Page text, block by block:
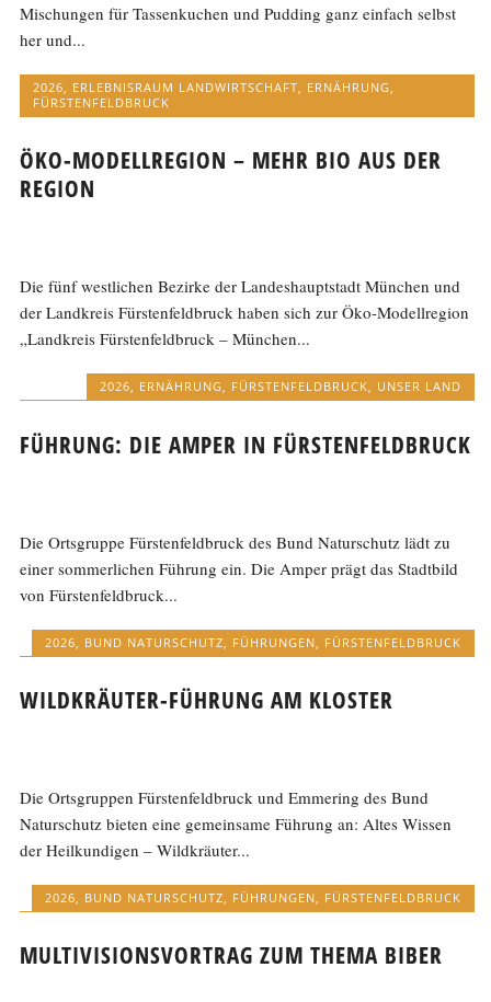
Mischungen für Tassenkuchen und Pudding ganz einfach selbst
her und...
2026 ERLEBNISRAUM LANDWIRTSCHAFT ERNÄHRUNG
FÜRSTENFELDBRUCK
ÖKO-MODELLREGION – MEHR BIO AUS DER
REGION
Die fünf westlichen Bezirke der Landeshauptstadt München und
der Landkreis Fürstenfeldbruck haben sich zur Öko-Modellregion
„Landkreis Fürstenfeldbruck – München...
2026, ERNÄHRUNG, FÜRSTENFELDBRUCK, UNSER LAND
FÜHRUNG: DIE AMPER IN FÜRSTENFELDBRUCK
Die Ortsgruppe Fürstenfeldbruck des Bund Naturschutz lädt zu
einer sommerlichen Führung ein. Die Amper prägt das Stadtbild
von Fürstenfeldbruck...
2026 BUND NATURSCHUTZ FÜHRUNGEN FÜRSTENFELDBRUCK
WILDKRÄUTER-FÜHRUNG AM KLOSTER
Die Ortsgruppen Fürstenfeldbruck und Emmering des Bund
Naturschutz bieten eine gemeinsame Führung an: Altes Wissen
der Heilkundigen – Wildkräuter...
2026, BUND NATURSCHUTZ, FÜHRUNGEN, FÜRSTENFELDBRUCK
MULTIVISIONSVORTRAG ZUM THEMA BIBER